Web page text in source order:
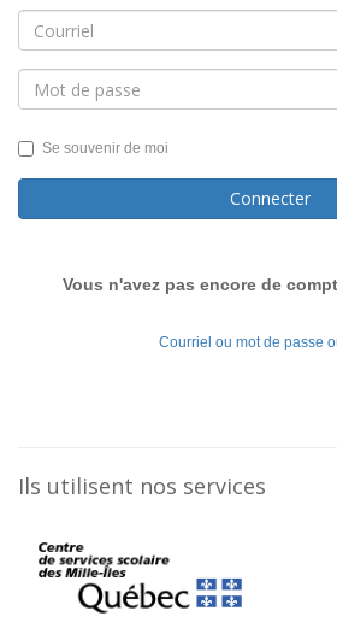
Se souvenir de moi
Connecter
Vous n'avez pas encore de
Courriel ou mot de passe
Ils utilisent nos services